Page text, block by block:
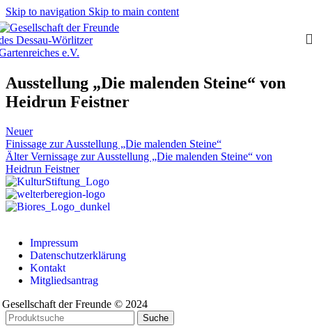
Skip to navigation Skip to main content
Ausstellung „Die malenden Steine“ von
Heidrun Feistner
Neuer
Finissage zur Ausstellung „Die malenden Steine“
Älter Vernissage zur Ausstellung „Die malenden Steine“ von
Heidrun Feistner
Impressum
Datenschutzerklärung
Kontakt
Mitgliedsantrag
Gesellschaft der Freunde © 2024
Suche